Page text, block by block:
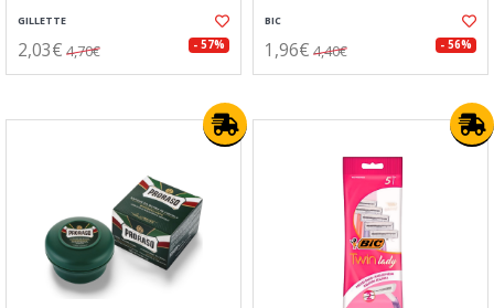
GILLETTE
2,03€ 4,70€ - 57%
BIC
1,96€ 4,40€ - 56%